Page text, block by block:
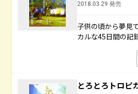
2018.03.29 発売
子供の頃から夢見
カルな45日間の記
とろとろトロ